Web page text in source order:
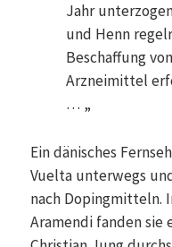
Jahr
und Henn
Beschaffung
Arzneimittel
… „
Ein dänisches
Vuelta unterwegs
nach Dopingmitteln.
Aramendi fanden sie